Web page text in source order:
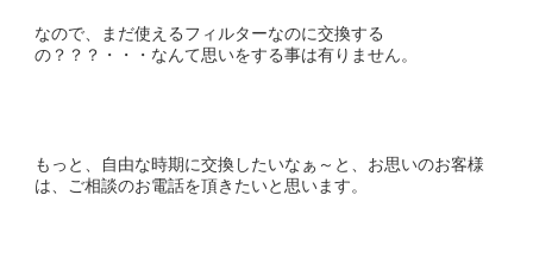
なので、まだ使えるフィルターなのに交換する
の？？？・・・なんて思いをする事は有りません。
もっと、自由な時期に交換したいなぁ～と、お思いのお客様
は、ご相談のお電話を頂きたいと思います。